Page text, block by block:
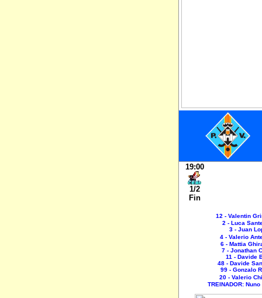
19:00
1/2
Fin
12 - Valentin
2 - Luca
3 - Juan
4 - Valerio
6 - Mattia
7 - Jonathan
11 - Davide
48 - Davide
99 - Gonzalo
20 - Valerio
TREINADOR: